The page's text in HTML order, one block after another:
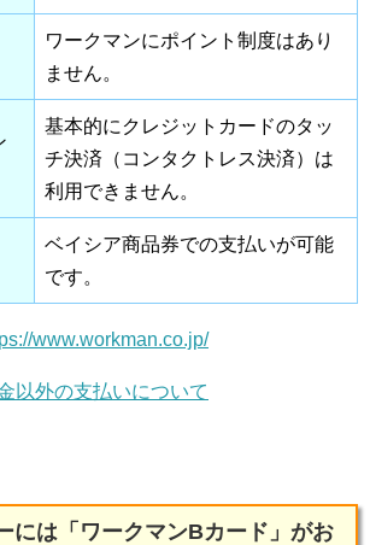
ワークマンにポイント制度はあり
ません。
基本的にクレジットカードのタッ
チ決済（コンタクトレス決済）は
利用できません。
ベイシア商品券での支払いが可能
です。
www.workman.co.jp/
以外の支払いについて
には「ワークマンBカード」がお